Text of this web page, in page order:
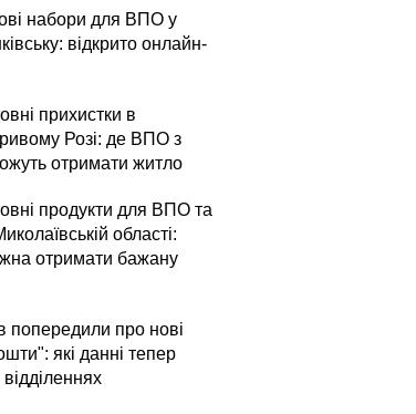
набори для ВПО у
відкрито онлайн-
прихистки в
Розі: де ВПО з
отримати житло
продукти для ВПО та
області:
отримати бажану
попередили про нові
які данні тепер